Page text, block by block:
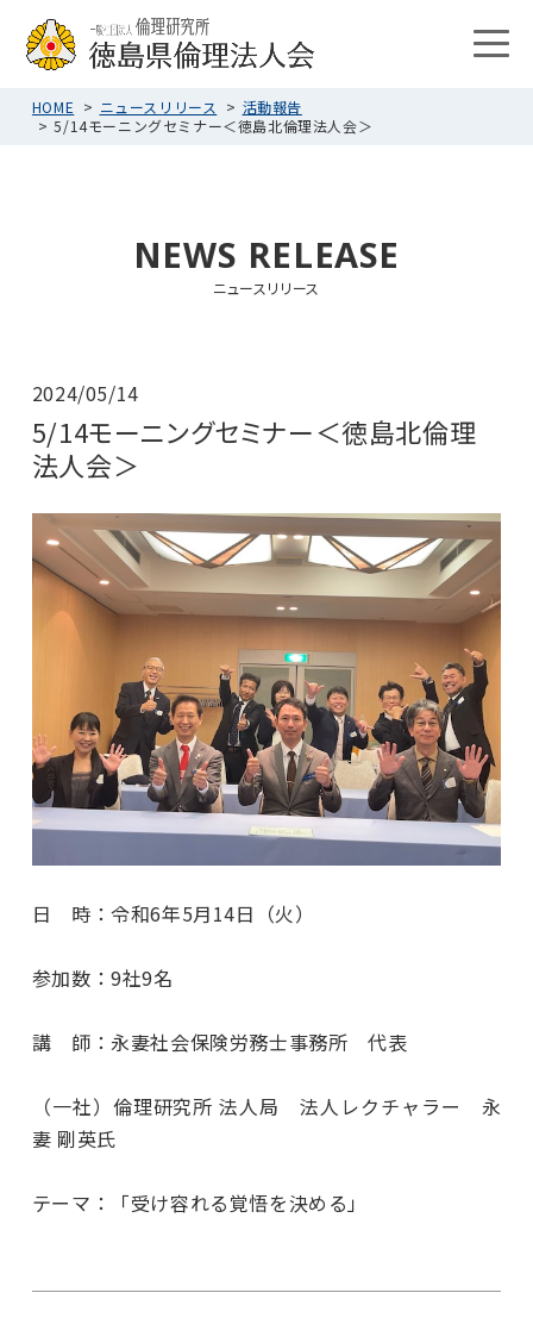
HOME ニュースリリース
活動報告
5/14モーニングセミナー＜徳島北倫理法人会＞
NEWS RELEASE
ニュースリリース
2024/05/14
5/14モーニングセミナー＜徳島北倫理
法人会＞
日 時：令和6年5月14日（火）
参加数：9社9名
講 師：永妻社会保険労務士事務所 代表
（一社）倫理研究所 法人局 法人レクチャラー 永
妻 剛英氏
テーマ：「受け容れる覚悟を決める」